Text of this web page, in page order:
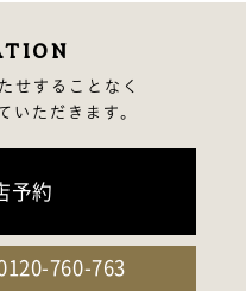
せすることなく
いただきます。
予約
760-763